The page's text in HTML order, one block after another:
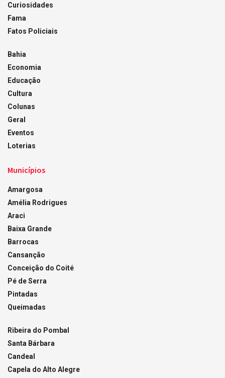
Curiosidades
Fama
Fatos Policiais
Bahia
Economia
Educação
Cultura
Colunas
Geral
Eventos
Loterias
Municípios
Amargosa
Amélia Rodrigues
Araci
Baixa Grande
Barrocas
Cansanção
Conceição do Coité
Pé de Serra
Pintadas
Queimadas
Ribeira do Pombal
Santa Bárbara
Candeal
Capela do Alto Alegre